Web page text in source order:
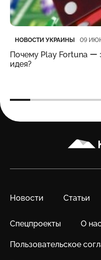
Категория
НОВОСТИ УКРАИНЫ
Дата публикации 09
Почему Play Fortuna ー
идея?
Карачун
Новости Статьи
Спецпроекты О нас
Пользовательское